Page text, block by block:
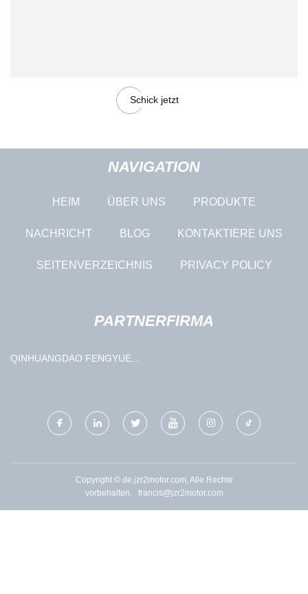
Schick jetzt
NAVIGATION
HEIM ÜBER UNS PRODUKTE
NACHRICHT BLOG KONTAKTIERE UNS
SEITENVERZEICHNIS PRIVACY POLICY
PARTNERFIRMA
QINHUANGDAO FENGYUE
Copyright © de.jzr2motor.com, Alle Rechte
vorbehalten. francis@jzr2motor.com